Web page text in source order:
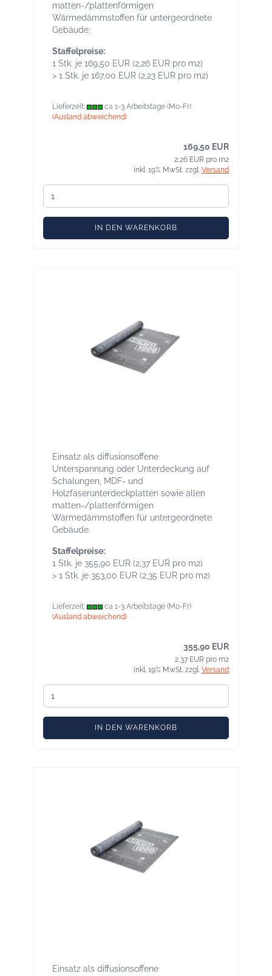
matten-/plattenförmigen
Wärmedämmstoffen für untergeordnete
Gebäude.
Staffelpreise:
1 Stk. je 169,50 EUR (2,26 EUR pro m2)
> 1 Stk. je 167,00 EUR (2,23 EUR pro m2)
Lieferzeit:
ca 1-3 Arbeitstage (Mo-Fr)
(Ausland abweichend)
169,50 EUR
2,26 EUR pro m2
inkl. 19% MwSt. zzgl. Versand
IN DEN WARENKORB
Einsatz als diffusionsoffene
Unterspannung oder Unterdeckung auf
Schalungen, MDF- und
Holzfaserunterdeckplatten sowie allen
matten-/plattenförmigen
Wärmedämmstoffen für untergeordnete
Gebäude.
Staffelpreise:
1 Stk. je 355,90 EUR (2,37 EUR pro m2)
> 1 Stk. je 353,00 EUR (2,35 EUR pro m2)
Lieferzeit:
ca 1-3 Arbeitstage (Mo-Fr)
(Ausland abweichend)
355,90 EUR
2,37 EUR pro m2
inkl. 19% MwSt. zzgl. Versand
IN DEN WARENKORB
Einsatz als diffusionsoffene